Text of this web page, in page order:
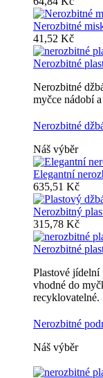
Nerozbitné
41,52 Kč
Nerozbitné
Nerozbitné
myčce nádobí
Nerozbitné
Náš výběr
Elegantní
635,51 Kč
Nerozbitný
315,78 Kč
Nerozbitné
Plastové jídelní
vhodné do
recyklovatelné.
Nerozbitné
Náš výběr